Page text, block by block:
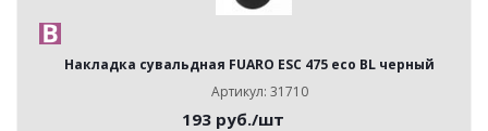
Накладка сувальдная FUARO ESC 475 eco BL черный
Артикул: 31710
193 руб./шт